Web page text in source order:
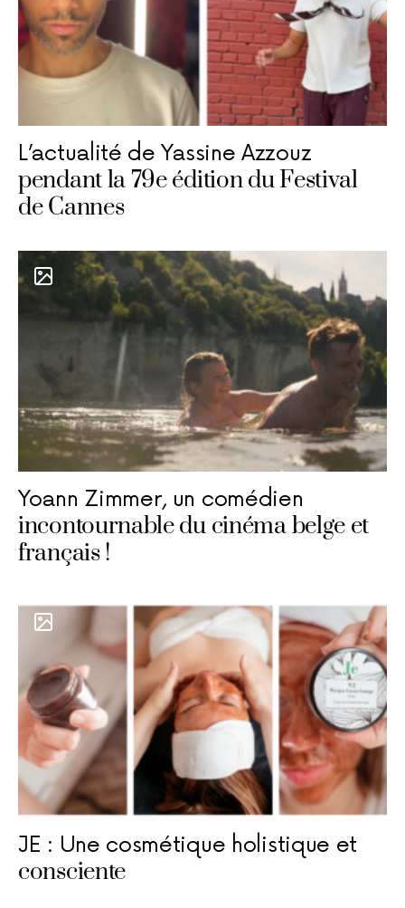
L’actualité de Yassine Azzouz
pendant la 79e édition du Festival
de Cannes
Yoann Zimmer, un comédien
incontournable du cinéma belge et
français !
JE : Une cosmétique holistique et
consciente